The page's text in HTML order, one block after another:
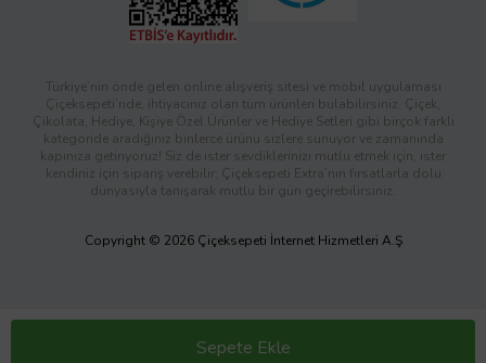
Sepete Ekle
Türkiye’nin önde gelen online alışveriş sitesi ve mobil uygulaması
Çiçeksepeti’nde, ihtiyacınız olan tüm ürünleri bulabilirsiniz. Çiçek,
Çikolata, Hediye, Kişiye Özel Ürünler ve Hediye Setleri gibi birçok farklı
kategoride aradığınız binlerce ürünü sizlere sunuyor ve zamanında
kapınıza getiriyoruz! Siz de ister sevdiklerinizi mutlu etmek için, ister
kendiniz için sipariş verebilir; Çiçeksepeti Extra’nın fırsatlarla dolu
dünyasıyla tanışarak mutlu bir gün geçirebilirsiniz.
Copyright © 2026 Çiçeksepeti İnternet Hizmetleri A.Ş